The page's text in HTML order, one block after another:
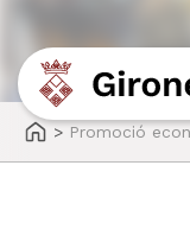
> Promoció